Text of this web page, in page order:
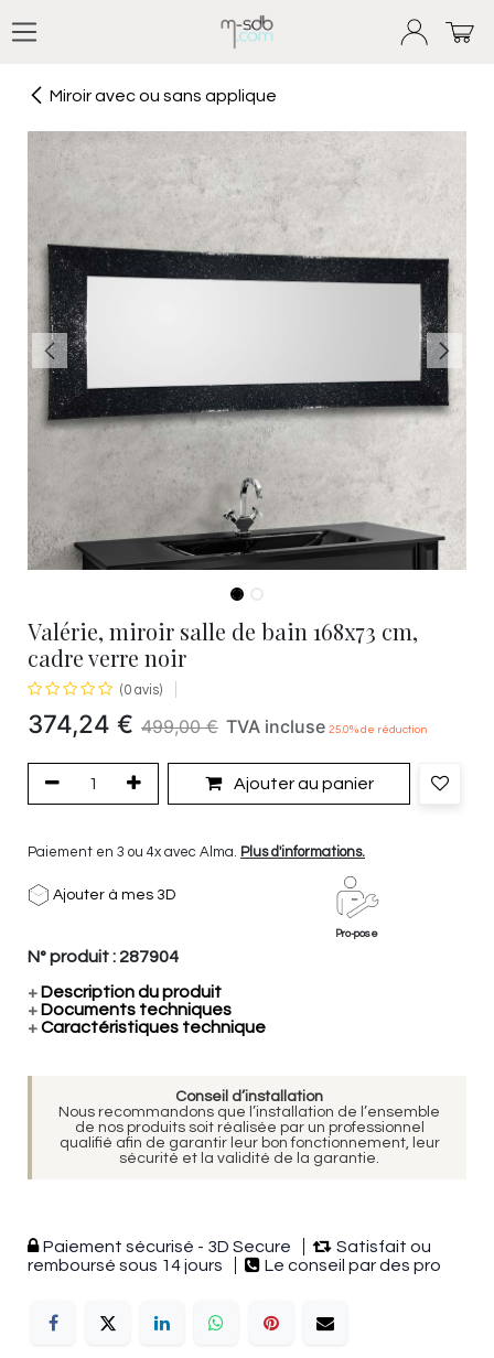
Miroir avec ou sans applique
Valérie, miroir salle de bain 168x73 cm,
cadre verre noir
(0 avis)
374,24 € 499,00€ TVA incluse 25.0% de réduction
Ajouter au panier
Paiement en 3 ou 4x avec Alma. Plus d'informations.
Ajouter à mes 3D
Pro-pose
N° produit : 287904
+ Description du produit
+ Documents techniques
+Caractéristiques technique
Conseil d’installation
Nous recommandons que l’installation de l’ensemble
de nos produits soit réalisée par un professionnel
qualifié afin de garantir leur bon fonctionnement, leur
sécurité et la validité de la garantie.
Paiement sécurisé - 3D Secure
Satisfait ou
remboursé sous 14 jours
Le conseil par des pro